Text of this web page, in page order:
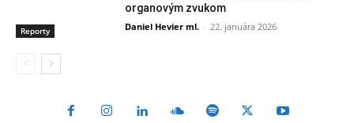
Reporty
organovým zvukom
Daniel Hevier ml. - 22. januára 2026